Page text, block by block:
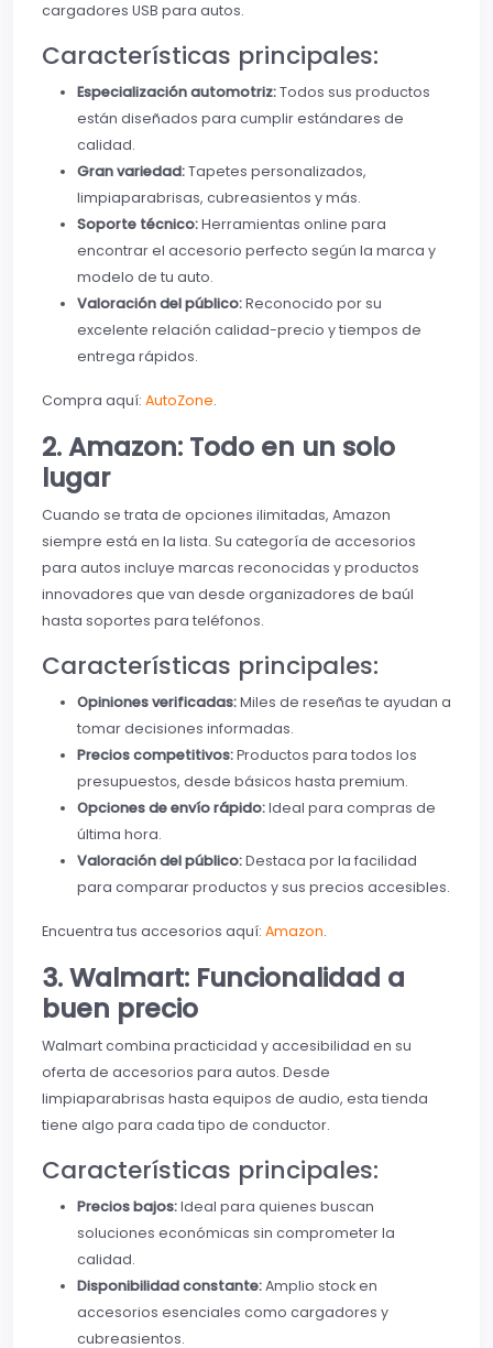
cargadores USB para autos.
Características principales:
Especialización automotriz:Todos sus productos
están diseñados para cumplir estándares de
calidad.
Gran variedad:Tapetes personalizados,
limpiaparabrisas, cubreasientos y más.
Soporte técnico:Herramientas online para
encontrar el accesorio perfecto según la marca y
modelo de tu auto.
Valoración del público:Reconocido por su
excelente relación calidad-precio y tiempos de
entrega rápidos.
Compra aquí: AutoZone.
2. Amazon: Todo en un solo
lugar
Cuando se trata de opciones ilimitadas, Amazon
siempre está en la lista. Su categoría de accesorios
para autos incluye marcas reconocidas y productos
innovadores que van desde organizadores de baúl
hasta soportes para teléfonos.
Características principales:
Opiniones verificadas:Miles de reseñas te ayudan a
tomar decisiones informadas.
Precios competitivos:Productos para todos los
presupuestos, desde básicos hasta premium.
Opciones de envío rápido:Ideal para compras de
última hora.
Valoración del público:Destaca por la facilidad
para comparar productos y sus precios accesibles.
Encuentra tus accesorios aquí: Amazon.
3. Walmart: Funcionalidad a
buen precio
Walmart combina practicidad y accesibilidad en su
oferta de accesorios para autos. Desde
limpiaparabrisas hasta equipos de audio, esta tienda
tiene algo para cada tipo de conductor.
Características principales:
Precios bajos:Ideal para quienes buscan
soluciones económicas sin comprometer la
calidad.
Disponibilidad constante:Amplio stock en
accesorios esenciales como cargadores y
cubreasientos.